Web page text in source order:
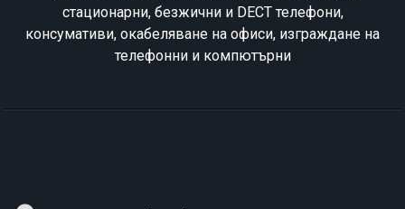
стационарни, безжични и DECT телефони,
консумативи, окабеляване на офиси, изграждане на
телефонни и компютърни